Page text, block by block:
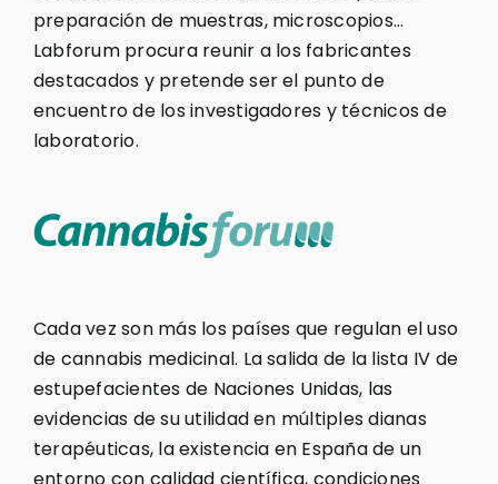
preparación de muestras, microscopios…
Labforum procura reunir a los fabricantes
destacados y pretende ser el punto de
encuentro de los investigadores y técnicos de
laboratorio.
Cada vez son más los países que regulan el uso
de cannabis medicinal. La salida de la lista IV de
estupefacientes de Naciones Unidas, las
evidencias de su utilidad en múltiples dianas
terapéuticas, la existencia en España de un